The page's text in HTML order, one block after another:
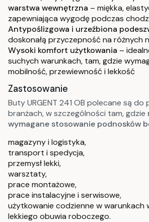
warstwa wewnętrzna – miękka,
zapewniająca wygodę podczas
Antypoślizgowa i urzeźbiona
doskonałą przyczepność na różnych
Wysoki komfort użytkowania –
suchych warunkach, tam, gdzie
mobilność, przewiewność i lekkość
Zastosowanie
Buty URGENT 241 OB polecane są do
branżach, w szczególności tam, gdzie
wymagane stosowanie podnosków
magazyny i logistyka,
transport i spedycja,
przemysł lekki,
warsztaty,
prace montażowe,
prace instalacyjne i serwisowe,
użytkowanie codzienne w warunkach
lekkiego obuwia roboczego.